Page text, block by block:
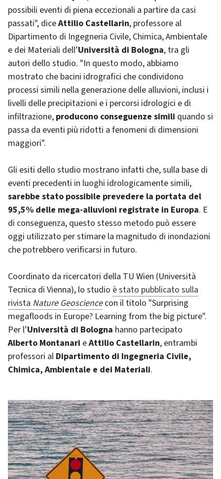
possibili eventi di piena eccezionali a partire da casi
passati", diceAttilio Castellarin, professore al
Dipartimento di Ingegneria Civile, Chimica, Ambientale
e dei Materiali dell’Università di Bologna, tra gli
autori dello studio. "In questo modo, abbiamo
mostrato che bacini idrografici che condividono
processi simili nella generazione delle alluvioni, inclusi i
livelli delle precipitazioni e i percorsi idrologici e di
infiltrazione, producono conseguenze simili quando si
passa da eventi più ridotti a fenomeni di dimensioni
maggiori".
Gli esiti dello studio mostrano infatti che, sulla base di
eventi precedenti in luoghi idrologicamente simili,
sarebbe stato possibile prevedere la portata del
95,5% delle mega-alluvioni registrate in Europa. E
di conseguenza, questo stesso metodo può essere
oggi utilizzato per stimare la magnitudo di inondazioni
che potrebbero verificarsi in futuro.
Coordinato da ricercatori della TU Wien (Università
Tecnica di Vienna), lo studio è stato pubblicato sulla
rivista Nature Geosciencecon il titolo "Surprising
megafloods in Europe? Learning from the big picture".
Per l’Università di Bologna hanno partecipato
Alberto Montanari eAttilio Castellarin, entrambi
professori al Dipartimento di Ingegneria Civile,
Chimica, Ambientale e dei Materiali.